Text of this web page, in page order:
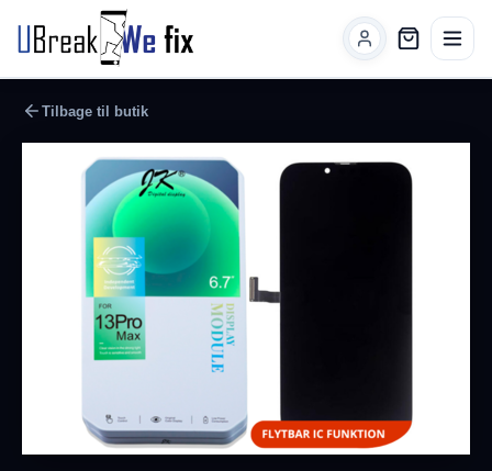
Tilbage til butik